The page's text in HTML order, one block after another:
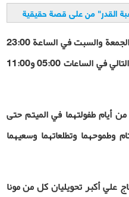
القدر" من على قصة حقيقية
"لعبة القدر" ياتيكم يوميا عدا يومي الجمعة والسبت في الساعة 23:00
بتوقيت مكة المكرمة ويعاد بثه يوم التالي في الساعات 05:00 و11:00
طفولتهما في الميتم حتى
وطموحهما وتطلعاتهما وسعيهما
أكبر تحويليان كل من مونا